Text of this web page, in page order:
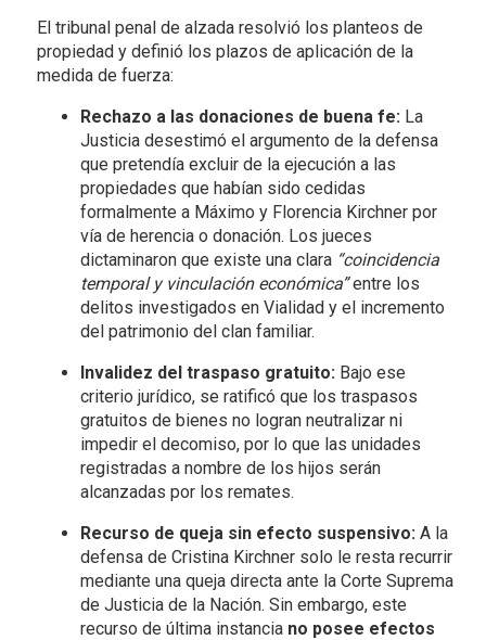
El tribunal penal de alzada resolvió los planteos de
propiedad y definió los plazos de aplicación de la
medida de fuerza:
Rechazo a las donaciones de buena fe: La
Justicia desestimó el argumento de la defensa
que pretendía excluir de la ejecución a las
propiedades que habían sido cedidas
formalmente a Máximo y Florencia Kirchner por
vía de herencia o donación. Los jueces
dictaminaron que existe una clara “coincidencia
temporal y vinculación económica”entre los
delitos investigados en Vialidad y el incremento
del patrimonio del clan familiar.
Invalidez del traspaso gratuito: Bajo ese
criterio jurídico, se ratificó que los traspasos
gratuitos de bienes no logran neutralizar ni
impedir el decomiso, por lo que las unidades
registradas a nombre de los hijos serán
alcanzadas por los remates.
Recurso de queja sin efecto suspensivo: A la
defensa de Cristina Kirchner solo le resta recurrir
mediante una queja directa ante la Corte Suprema
de Justicia de la Nación. Sin embargo, este
recurso de última instancia no posee efectos